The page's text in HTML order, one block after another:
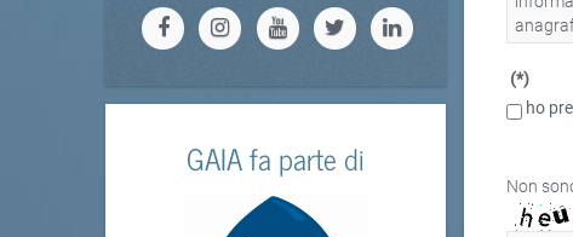
(*)
ho
Non
GAIA fa parte di